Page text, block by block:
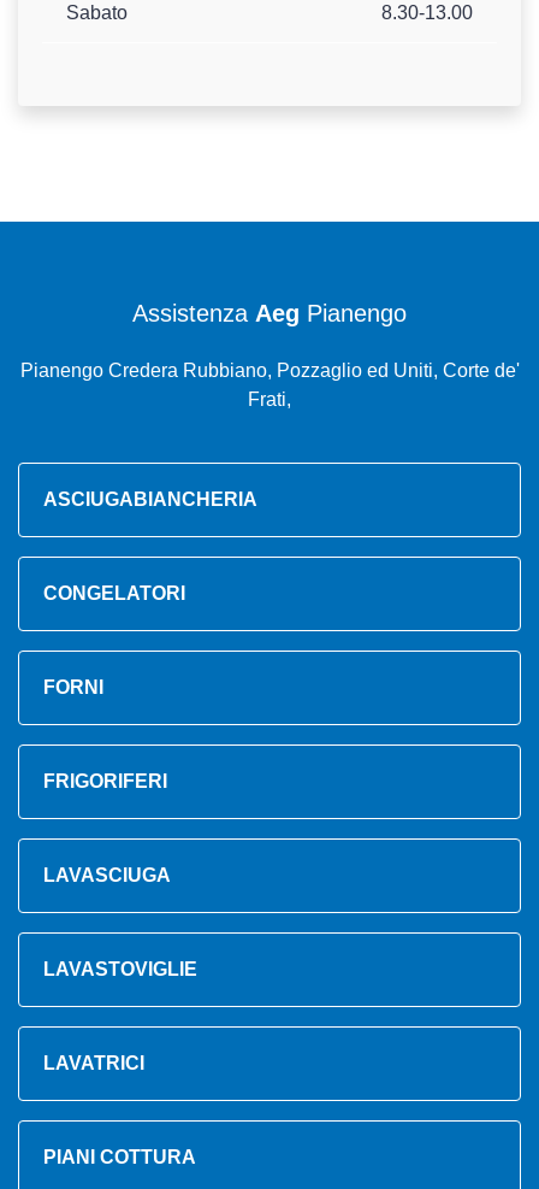
Sabato 8.30-13.00
Assistenza Aeg Pianengo
Pianengo Credera Rubbiano, Pozzaglio ed Uniti, Corte de'
Frati,
ASCIUGABIANCHERIA
CONGELATORI
FORNI
FRIGORIFERI
LAVASCIUGA
LAVASTOVIGLIE
LAVATRICI
PIANI COTTURA